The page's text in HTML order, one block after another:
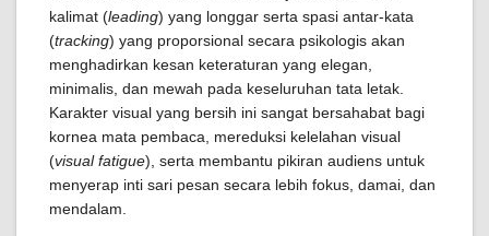
kalimat (leading) yang longgar serta spasi antar-kata
(tracking) yang proporsional secara psikologis akan
menghadirkan kesan keteraturan yang elegan,
minimalis, dan mewah pada keseluruhan tata letak.
Karakter visual yang bersih ini sangat bersahabat bagi
kornea mata pembaca, mereduksi kelelahan visual
(visual fatigue), serta membantu pikiran audiens untuk
menyerap inti sari pesan secara lebih fokus, damai, dan
mendalam.